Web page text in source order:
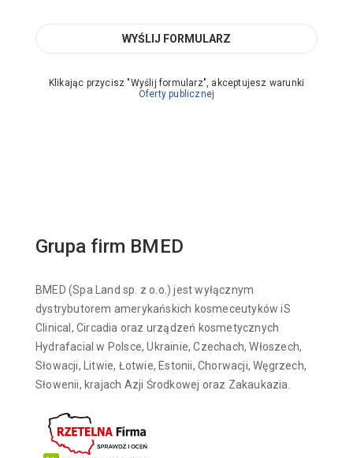
Klikając przycisz "Wyślij formularz", akceptujesz warunki
Oferty publicznej
Grupa firm BMED
BMED (Spa Land sp. z o.o.) jest wyłącznym
dystrybutorem amerykańskich kosmeceutyków iS
Clinical, Circadia oraz urządzeń kosmetycznych
Hydrafacial w Polsce, Ukrainie, Czechach, Włoszech,
Słowacji, Litwie, Łotwie, Estonii, Chorwacji, Węgrzech,
Słowenii, krajach Azji Środkowej oraz Zakaukazia.